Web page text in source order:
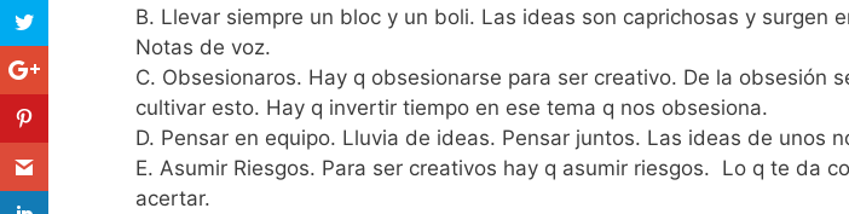
B. Llevar siempre un bloc y un boli. Las ideas son caprichosas y surgen
Notas de voz.
C. Obsesionaros. Hay q obsesionarse para ser creativo. De la obsesión
cultivar esto. Hay q invertir tiempo en ese tema q nos obsesiona.
D. Pensar en equipo. Lluvia de ideas. Pensar juntos. Las ideas de unos
E. Asumir Riesgos. Para ser creativos hay q asumir riesgos. Lo q te da
acertar.